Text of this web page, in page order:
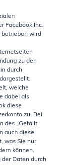
Facebook Inc.,
betrieben wird
zu den
durch
welche
dabei als
diese
zu. Bei
des „Gefällt
auch diese
was Sie nur
können.
der Daten durch